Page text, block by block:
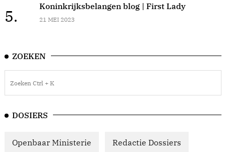
5.
Koninkrijksbelangen blog | First Lady
21 MEI 2023
ZOEKEN
DOSIERS
Openbaar Ministerie Redactie Dossiers